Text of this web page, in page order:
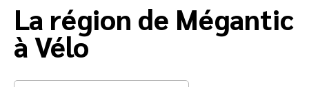
La région de Mégantic
à Vélo